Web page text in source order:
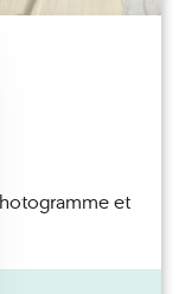
et
le